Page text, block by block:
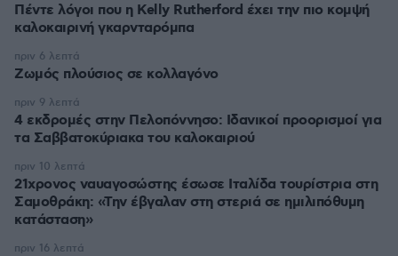
Πέντε λόγοι που η Kelly Rutherford έχει την πιο κομψή
καλοκαιρινή γκαρνταρόμπα
Ζωμός πλούσιος σε κολλαγόνο
πριν 6 λεπτά
4 εκδρομές στην Πελοπόννησο: Ιδανικοί προορισμοί για
τα Σαββατοκύριακα του καλοκαιριού
πριν 9 λεπτά
21χρονος ναυαγοσώστης έσωσε Ιταλίδα τουρίστρια στη
Σαμοθράκη: «Την έβγαλαν στη στεριά σε ημιλιπόθυμη
κατάσταση»
πριν 10 λεπτά
πριν 16 λεπτά